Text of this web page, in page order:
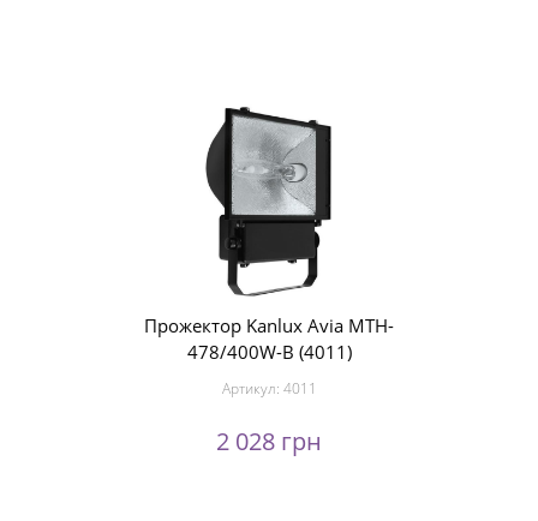
Прожектор Kanlux Avia MTH-
478/400W-B (4011)
Артикул: 4011
2 028 грн